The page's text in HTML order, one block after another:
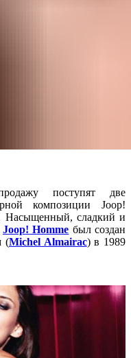
поступят две
композиции Joop!
Насыщенный, сладкий и
Joop! Homme был создан
(Michel Almairac) в 1989